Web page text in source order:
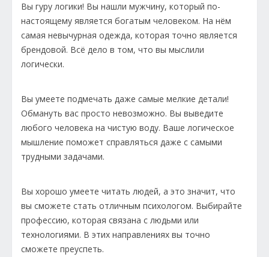
Вы гуру логики! Вы нашли мужчину, который по-
настоящему является богатым человеком. На нём
самая невычурная одежда, которая точно является
брендовой. Всё дело в том, что вы мыслили
логически.
Вы умеете подмечать даже самые мелкие детали!
Обмануть вас просто невозможно. Вы выведите
любого человека на чистую воду. Ваше логическое
мышление поможет справляться даже с самыми
трудными задачами.
Вы хорошо умеете читать людей, а это значит, что
вы сможете стать отличным психологом. Выбирайте
профессию, которая связана с людьми или
технологиями. В этих направлениях вы точно
сможете преуспеть.